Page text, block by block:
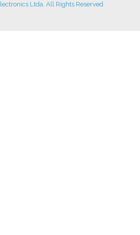
Ltda. All Rights Reserved.